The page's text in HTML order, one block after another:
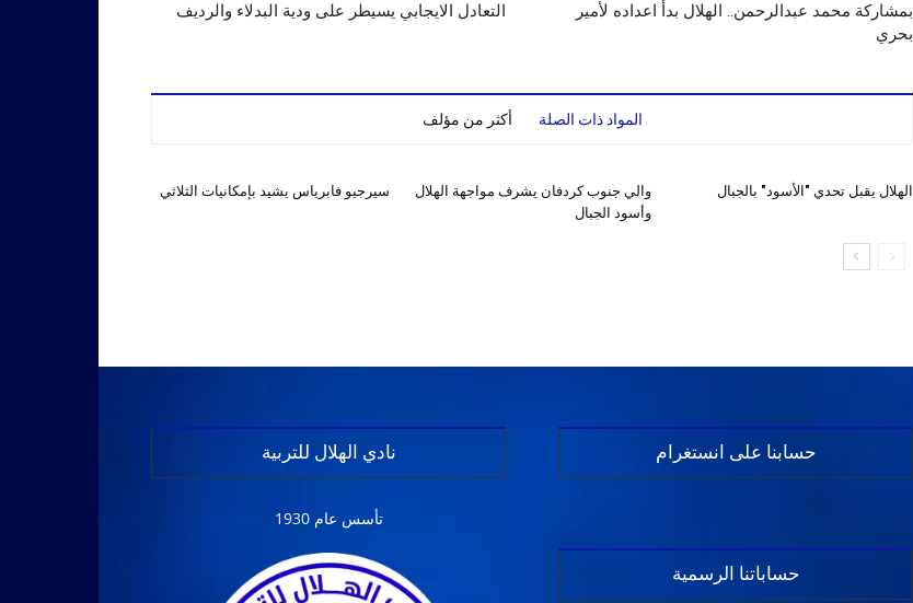
التعادل الايجابي يسيطر على ودية البدلاء والرديف
بمشاركة محمد عبدالرحمن.. الهلال بدأ اعداده لأمير
بحري
المواد ذات الصلة أكثر من مؤلف
سيرجيو فابرياس يشيد بإمكانيات الثلاثي
والي جنوب كردفان يشرف مواجهة الهلال
وأسود الجبال
الهلال يقبل تحدي "الأسود" بالجبال
نادي الهلال للتربية
تأسس عام 1930
حسابنا على انستغرام
حساباتنا الرسمية